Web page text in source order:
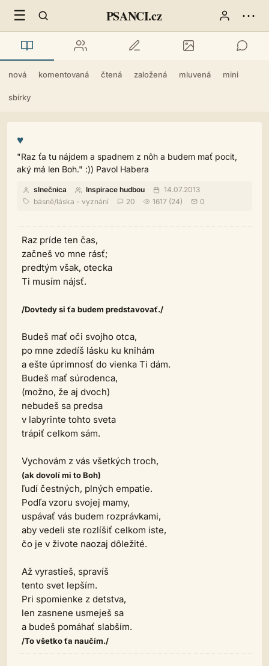
☰ PSANCI.cz ⋯
nová komentovaná čtená založená mluvená mini
sbírky
♥
"Raz ťa tu nájdem a spadnem z nôh a budem mať pocit,
aký má len Boh." :)) Pavol Habera
slnečnica Inspirace hudbou
14.07.2013
básně/láska - vyznání 20 1617 (24) 0
Raz príde ten čas,
začneš vo mne rásť;
predtým však, otecka
Ti musím nájsť.
/Dovtedy si ťa budem predstavovať./
Budeš mať oči svojho otca,
po mne zdedíš lásku ku knihám
a ešte úprimnosť do vienka Ti dám.
Budeš mať súrodenca,
(možno, že aj dvoch)
nebudeš sa predsa
v labyrinte tohto sveta
trápiť celkom sám.
Vychovám z vás všetkých troch,
(ak dovolí mi to Boh)
ľudí čestných, plných empatie.
Podľa vzoru svojej mamy,
uspávať vás budem rozprávkami,
aby vedeli ste rozlíšiť celkom iste,
čo je v živote naozaj dôležité.
Až vyrastieš, spravíš
tento svet lepším.
Pri spomienke z detstva,
len zasnene usmeješ sa
a budeš pomáhať slabším.
/To všetko ťa naučím./